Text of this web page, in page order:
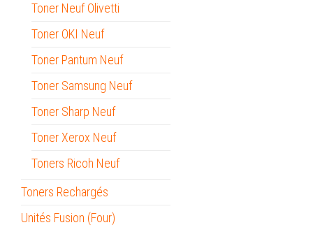
Toner Neuf Olivetti
Toner OKI Neuf
Toner Pantum Neuf
Toner Samsung Neuf
Toner Sharp Neuf
Toner Xerox Neuf
Toners Ricoh Neuf
Toners Rechargés
Unités Fusion (Four)